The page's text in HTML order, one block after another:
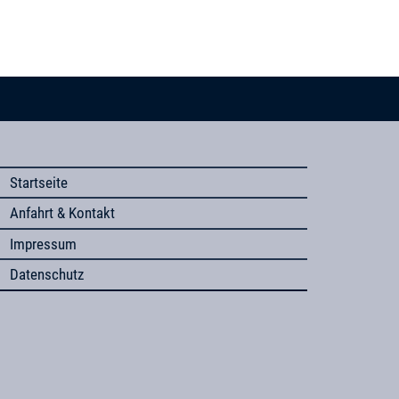
Startseite
Anfahrt & Kontakt
Impressum
Datenschutz